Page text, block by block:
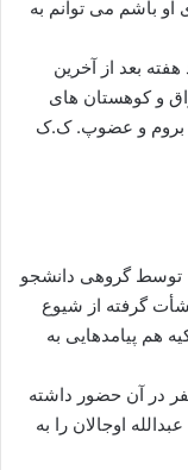
او باشم می توانم به
بعد از آخرین
و کوهستان های
بروم و عضوپ. ک.ک
حزب کارگران کردستان (PKK) در سال ۱۹۷۸ توسط گروهی دانشجو
گرفته از شیوع
هم پیامدهایی به
در آن حضور داشته
اوجالان را به